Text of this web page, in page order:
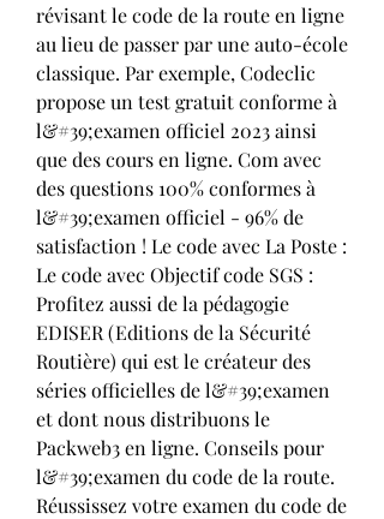
révisant le code de la route en ligne
au lieu de passer par une auto-école
classique. Par exemple, Codeclic
propose un test gratuit conforme à
l&#39;examen officiel 2023 ainsi
que des cours en ligne. Com avec
des questions 100% conformes à
l&#39;examen officiel - 96% de
satisfaction ! Le code avec La Poste :
Le code avec Objectif code SGS :
Profitez aussi de la pédagogie
EDISER (Editions de la Sécurité
Routière) qui est le créateur des
séries officielles de l&#39;examen
et dont nous distribuons le
Packweb3 en ligne. Conseils pour
l&#39;examen du code de la route.
Réussissez votre examen du code de